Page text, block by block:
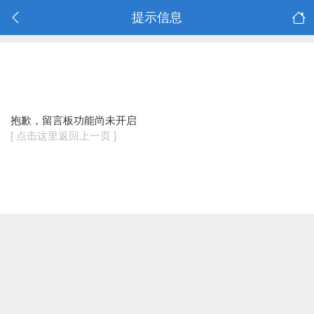
提示信息
抱歉，留言板功能尚未开启
[ 点击这里返回上一页 ]